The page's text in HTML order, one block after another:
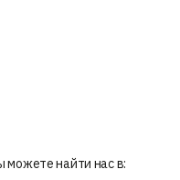
можете найти нас в: